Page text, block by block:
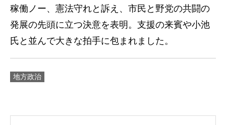
稼働ノー、憲法守れと訴え、市民と野党の共闘の
発展の先頭に立つ決意を表明。支援の来賓や小池
氏と並んで大きな拍手に包まれました。
地方政治